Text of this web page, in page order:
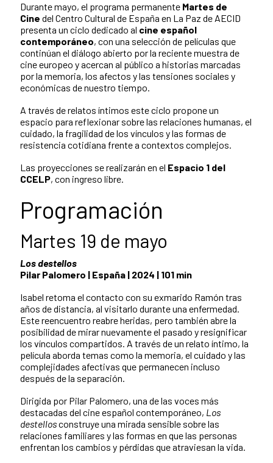
Durante mayo, el programa permanente Martes de
Cine del Centro Cultural de España en La Paz de AECID
presenta un ciclo dedicado al cine español
contemporáneo, con una selección de películas que
continúan el diálogo abierto por la reciente muestra de
cine europeo y acercan al público a historias marcadas
por la memoria, los afectos y las tensiones sociales y
económicas de nuestro tiempo.
A través de relatos íntimos este ciclo propone un
espacio para reflexionar sobre las relaciones humanas, el
cuidado, la fragilidad de los vínculos y las formas de
resistencia cotidiana frente a contextos complejos.
Las proyecciones se realizarán en el Espacio 1 del
CCELP, con ingreso libre.
Programación
Martes 19 de mayo
Los destellos
Pilar Palomero | España | 2024 | 101 min
Isabel retoma el contacto con su exmarido Ramón tras
años de distancia, al visitarlo durante una enfermedad.
Este reencuentro reabre heridas, pero también abre la
posibilidad de mirar nuevamente el pasado y resignificar
los vínculos compartidos. A través de un relato íntimo, la
película aborda temas como la memoria, el cuidado y las
complejidades afectivas que permanecen incluso
después de la separación.
Dirigida por Pilar Palomero, una de las voces más
destacadas del cine español contemporáneo, Los
destellosconstruye una mirada sensible sobre las
relaciones familiares y las formas en que las personas
enfrentan los cambios y pérdidas que atraviesan la vida.